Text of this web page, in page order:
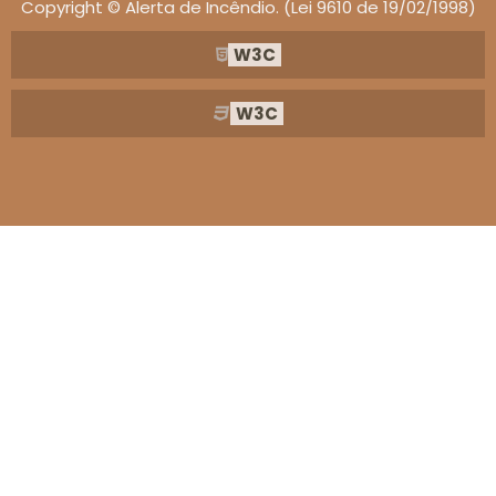
retrabalhos. Compare etiquetas de certificação
peça laudo quando o cliente exigir
em obra.
Canais: representantes oem
Copyright © Alerta de Incêndio. (Lei 9610 de 19/02/1998)
W3C
W3C